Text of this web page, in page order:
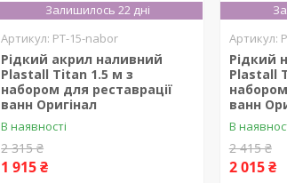
Залишилось 22 дні
PT-15-nabor
Рідкий акрил наливний
Plastall Titan 1.5 м з
набором для реставрації
ванн Оригінал
В наявності
2 315 ₴
1 915 ₴
Рідкий
Plastall
ванн
В
2 415 ₴
2 015 ₴